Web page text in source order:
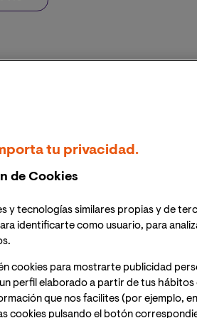
de Valencia y fue
académicas, políticas, castrenses y
, directora general de
Valencia o
impartida por la docente de VIU
ilustrísima secretaria Autonómica
quien felicitó a la Universidad por
VIU y Belén Suarez, secretaria
tu privacidad.
de Cookies
y tecnologías similares propias y de
identificarte como usuario, para
cookies para mostrarte publicidad
perfil elaborado a partir de tus
que nos facilites (por ejemplo,
cookies pulsando el botón